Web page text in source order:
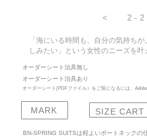
< 2 - 2
「海にいる時間も、自分の気持ち
しみたい」という女性のニーズを叶
オーダーシート治具無し
オーダーシート治具あり
オーダーシート(PDFファイル）をご覧になるには、
MARK SIZE CART
BN-SPRING SUITSは程よいボートネックの